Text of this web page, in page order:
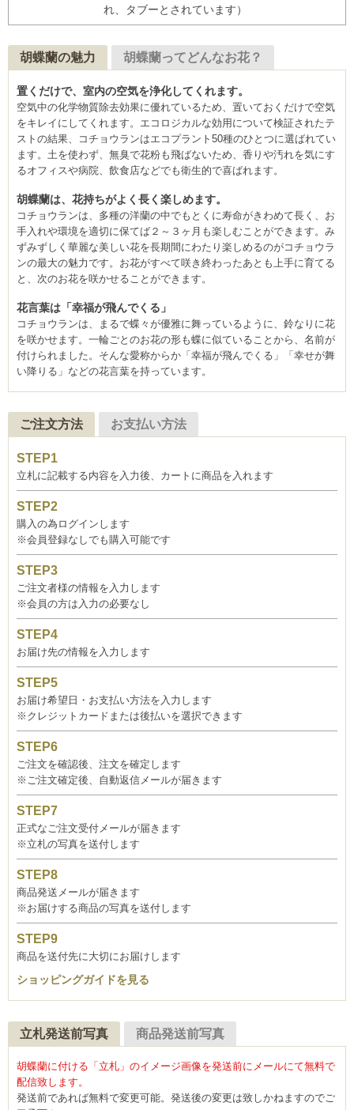
れ、タブーとされています）
胡蝶蘭の魅力 胡蝶蘭ってどんなお花？
置くだけで、室内の空気を浄化してくれます。
空気中の化学物質除去効果に優れているため、置いておくだけで空気
をキレイにしてくれます。エコロジカルな効用について検証されたテ
ストの結果、コチョウランはエコプラント50種のひとつに選ばれてい
ます。土を使わず、無臭で花粉も飛ばないため、香りや汚れを気にす
るオフィスや病院、飲食店などでも衛生的で喜ばれます。
胡蝶蘭は、花持ちがよく長く楽しめます。
コチョウランは、多種の洋蘭の中でもとくに寿命がきわめて長く、お
手入れや環境を適切に保てば２～３ヶ月も楽しむことができます。み
ずみずしく華麗な美しい花を長期間にわたり楽しめるのがコチョウラ
ンの最大の魅力です。お花がすべて咲き終わったあとも上手に育てる
と、次のお花を咲かせることができます。
花言葉は「幸福が飛んでくる」
コチョウランは、まるで蝶々が優雅に舞っているように、鈴なりに花
を咲かせます。一輪ごとのお花の形も蝶に似ていることから、名前が
付けられました。そんな愛称からか「幸福が飛んでくる」「幸せが舞
い降りる」などの花言葉を持っています。
ご注文方法 お支払い方法
立札に記載する内容を入力後、カートに商品を入れます
購入の為ログインします
※会員登録なしでも購入可能です
ご注文者様の情報を入力します
※会員の方は入力の必要なし
お届け先の情報を入力します
お届け希望日・お支払い方法を入力します
※クレジットカードまたは後払いを選択できます
ご注文を確認後、注文を確定します
※ご注文確定後、自動返信メールが届きます
正式なご注文受付メールが届きます
※立札の写真を送付します
商品発送メールが届きます
※お届けする商品の写真を送付します
商品を送付先に大切にお届けします
ショッピングガイドを見る
立札発送前写真 商品発送前写真
胡蝶蘭に付ける「立札」のイメージ画像を発送前にメールにて無料で
配信致します。
発送前であれば無料で変更可能。発送後の変更は致しかねますのでご